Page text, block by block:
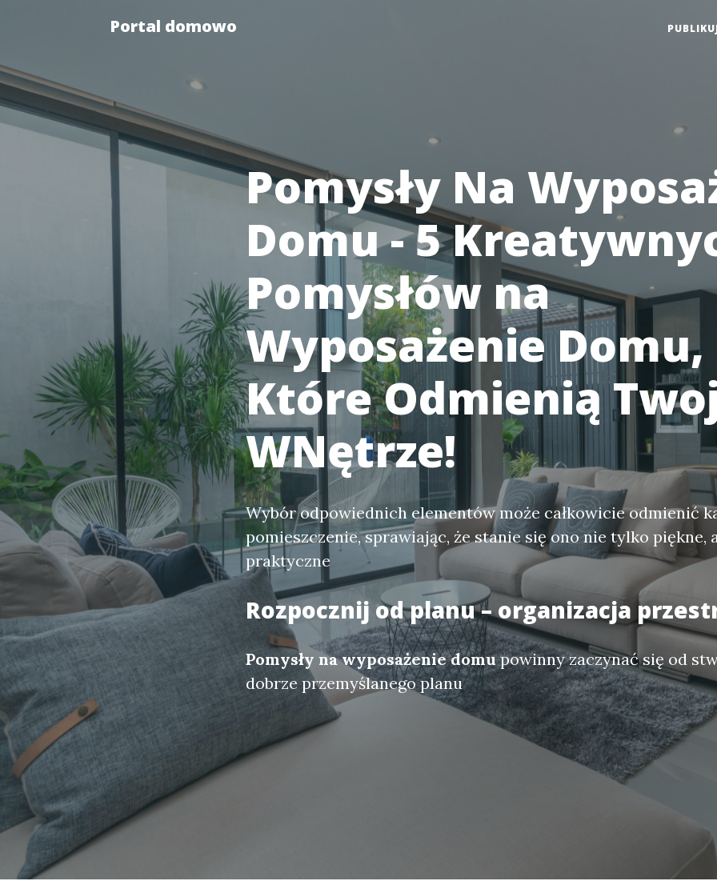
Portal domowo
Pomysły Na
Domu - 5
Pomysłów na
Wyposażenie Domu,
Które Odmienią
WNętrze!
Wybór odpowiednich elementów może całkowicie odmienić
pomieszczenie, sprawiając, że stanie się ono nie tylko piękne,
praktyczne
Rozpocznij od planu – organizacja
Pomysły na wyposażenie domupowinny zaczynać się od
dobrze przemyślanego planu